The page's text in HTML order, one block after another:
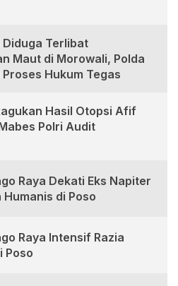
Diduga Terlibat
Maut di Morowali, Polda
Hukum Tegas
Hasil Otopsi Afif
Polri Audit
Raya Dekati Eks Napiter
di Poso
Raya Intensif Razia
Poso